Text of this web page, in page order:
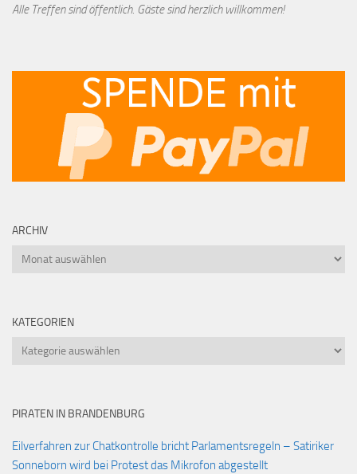
Alle Treffen sind öffentlich. Gäste sind herzlich willkommen!
ARCHIV
Archiv
KATEGORIEN
Kategorien
PIRATEN IN BRANDENBURG
Eilverfahren zur Chatkontrolle bricht Parlamentsregeln – Satiriker
Sonneborn wird bei Protest das Mikrofon abgestellt